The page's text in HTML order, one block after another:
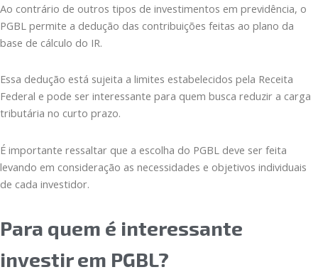
Ao contrário de outros tipos de investimentos em previdência, o
PGBL permite a dedução das contribuições feitas ao plano da
base de cálculo do IR.
Essa dedução está sujeita a limites estabelecidos pela Receita
Federal e pode ser interessante para quem busca reduzir a carga
tributária no curto prazo.
É importante ressaltar que a escolha do PGBL deve ser feita
levando em consideração as necessidades e objetivos individuais
de cada investidor.
Para quem é interessante
investir em PGBL?